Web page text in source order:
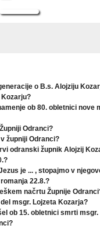
o B.s. Alojziju
Kozarju?
ob 80. obletnici nove
Odranci?
župniji Odranci?
odranski župnik Alojzij
je ... , stopajmo v
22.8.?
načrtu Župnije
msgr. Lojzeta Kozarja?
ob 15. obletnici smrti msgr.